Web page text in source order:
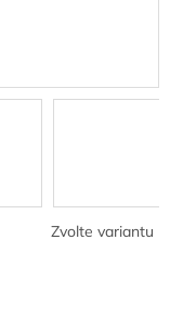
Zvolte variantu